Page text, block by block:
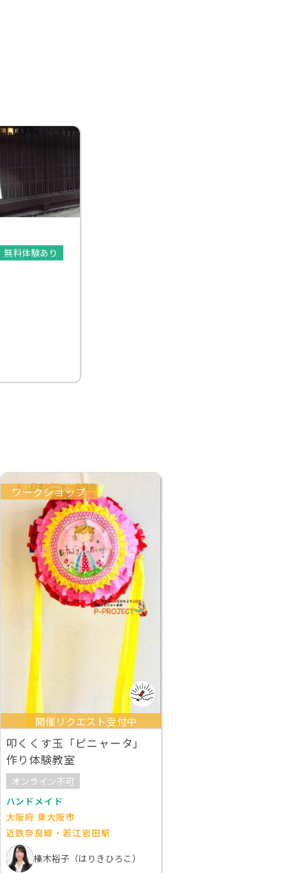
無料体験あり
ワークショップ
開催リクエスト受付中
叩くくす玉「ピニャータ」
作り体験教室
オンライン不可
ハンドメイド
大阪府 東大阪市
近鉄奈良線・若江岩田駅
榛木裕子（はりきひろこ）